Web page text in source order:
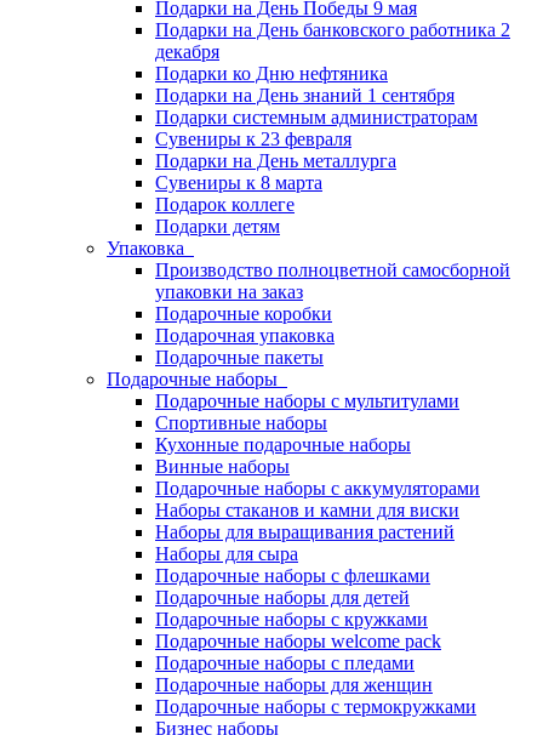
Подарки на День Победы 9 мая
Подарки на День банковского работника 2
декабря
Подарки ко Дню нефтяника
Подарки на День знаний 1 сентября
Подарки системным администраторам
Сувениры к 23 февраля
Подарки на День металлурга
Сувениры к 8 марта
Подарок коллеге
Подарки детям
Упаковка
Производство полноцветной самосборной
упаковки на заказ
Подарочные коробки
Подарочная упаковка
Подарочные пакеты
Подарочные наборы
Подарочные наборы с мультитулами
Спортивные наборы
Кухонные подарочные наборы
Винные наборы
Подарочные наборы с аккумуляторами
Наборы стаканов и камни для виски
Наборы для выращивания растений
Наборы для сыра
Подарочные наборы с флешками
Подарочные наборы для детей
Подарочные наборы с кружками
Подарочные наборы welcome pack
Подарочные наборы с пледами
Подарочные наборы для женщин
Подарочные наборы с термокружками
Бизнес наборы